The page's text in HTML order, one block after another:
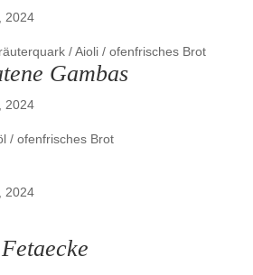
2024
/ Aioli / ofenfrisches Brot
Gambas
2024
/ ofenfrisches Brot
2024